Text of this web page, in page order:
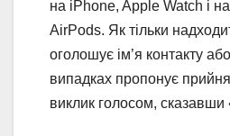
на iPhone, Apple Watch і
AirPods. Як тільки
оголошує ім’я контакту
випадках пропонує
виклик голосом, сказавши